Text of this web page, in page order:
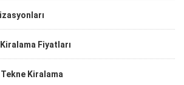
Fiyatları
Kiralama